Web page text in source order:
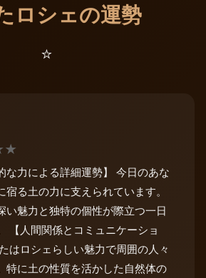
ロシェの運勢
⭐️
★
な力による詳細運勢】 今日のあな
宿る土の力に支えられています。
い魅力と独特の個性が際立つ一日
【人間関係とコミュニケーショ
はロシェらしい魅力で周囲の人々
特に土の性質を活かした自然体の